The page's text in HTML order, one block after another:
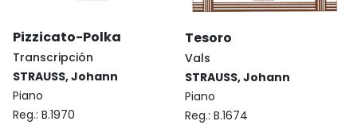
Pizzicato-Polka
Transcripción
STRAUSS, Johann
Piano
Reg.: B.1970
Tesoro
Vals
STRAUSS, Johann
Piano
Reg.: B.1674